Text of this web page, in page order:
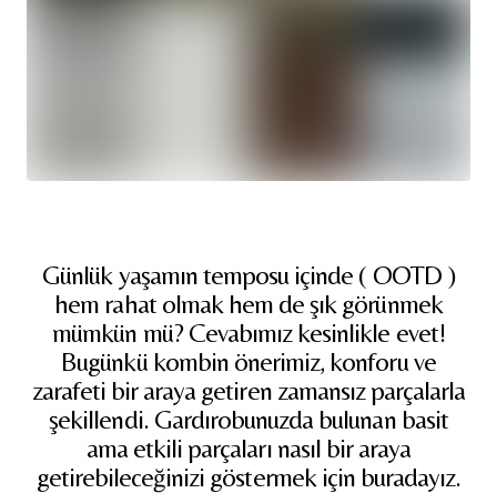
Günlük yaşamın temposu içinde ( OOTD )
hem rahat olmak hem de şık görünmek
mümkün mü? Cevabımız kesinlikle evet!
Bugünkü kombin önerimiz, konforu ve
zarafeti bir araya getiren zamansız parçalarla
şekillendi. Gardırobunuzda bulunan basit
ama etkili parçaları nasıl bir araya
getirebileceğinizi göstermek için buradayız.